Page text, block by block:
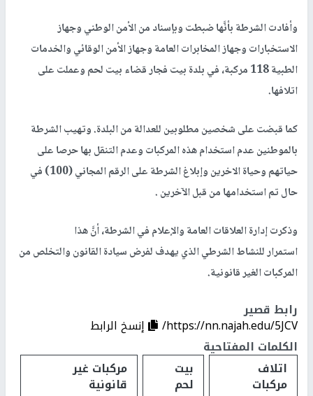
وأفادت الشرطة بأنَّها ضبطت وبإسناد من الأمن الوطني وجهاز
الاستخبارات وجهاز المخابرات العامة وجهاز الأمن الوقائي والخدمات
الطبية 118 مركبة، في بلدة بيت فجار قضاء بيت لحم وعملت على
اتلافها.
كما قبضت على شخصين مطلوبين للعدالة من البلدة. وتهيب الشرطة
بالموطنين عدم استخدام هذه المركبات وعدم التنقل بها حرصا على
حياتهم وحياة الاخرين وإبلاغ الشرطة على الرقم المجاني (100) في
حال تم استخدامها من قبل الآخرين .
وذكرت إدارة العلاقات العامة والإعلام في الشرطة، أنَّ هذا
استمرار للنشاط الشرطي الذي يهدف لفرض سيادة القانون والتخلص من
المركبات الغير قانونية.
رابط قصير
https://nn.najah.edu/5JCV/
إنسخ الرابط
الكلمات المفتاحية
اتلاف
مركبات
بيت
لحم
مركبات غير
قانونية